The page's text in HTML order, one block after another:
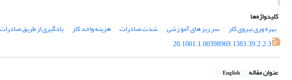
کلیدواژه‌ها
بهره وری نیروی کار
سر ریز های آمو زشی شدت صادرات هزینه واحد کار
یادگیری از طریق صادرات
20.1001.1.00398969.1383.39.2.2.3
عنوان مقاله English